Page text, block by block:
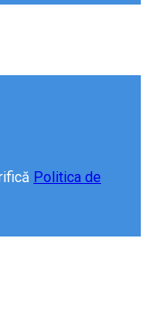
Politica de